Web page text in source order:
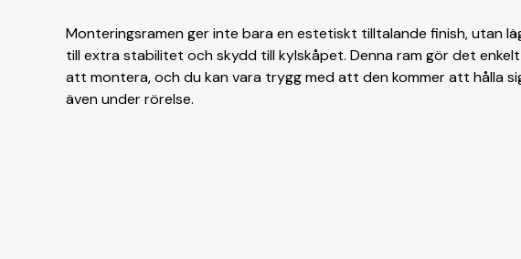
Monteringsramen ger inte bara en estetiskt tilltalande finish, utan
till extra stabilitet och skydd till kylskåpet. Denna ram gör det
att montera, och du kan vara trygg med att den kommer att hålla
även under rörelse.